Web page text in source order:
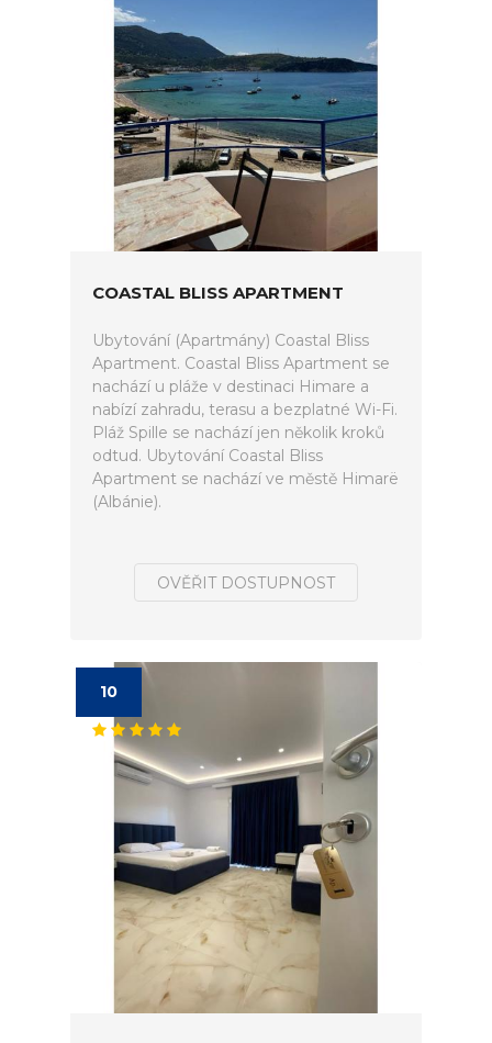
COASTAL BLISS APARTMENT
Ubytování (Apartmány) Coastal Bliss
Apartment. Coastal Bliss Apartment se
nachází u pláže v destinaci Himare a
nabízí zahradu, terasu a bezplatné Wi-Fi.
Pláž Spille se nachází jen několik kroků
odtud. Ubytování Coastal Bliss
Apartment se nachází ve městě Himarë
(Albánie).
OVĚŘIT DOSTUPNOST
10